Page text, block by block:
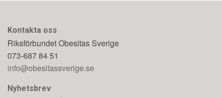
Kontakta oss
Riksförbundet Obesitas Sverige
073-687 84 51
info@obesitassverige.se
Nyhetsbrev